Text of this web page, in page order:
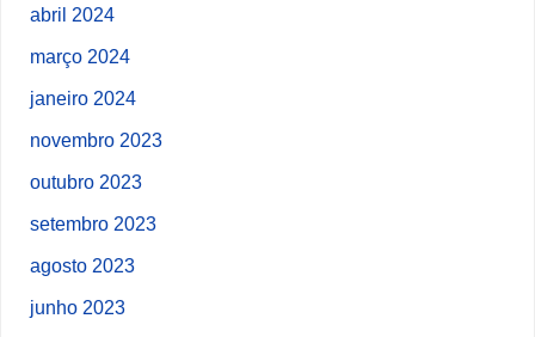
abril 2024
março 2024
janeiro 2024
novembro 2023
outubro 2023
setembro 2023
agosto 2023
junho 2023